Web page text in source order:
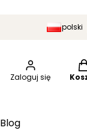
polski
Zaloguj się
Blog